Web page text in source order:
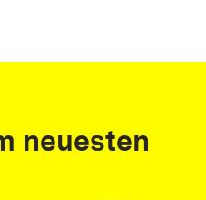
neuesten